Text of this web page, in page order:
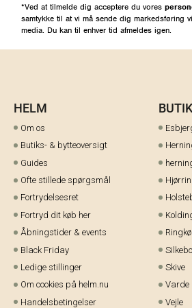
*Ved at tilmelde dig acceptere du vores
samtykke til at vi må sende dig markedsføring
media. Du kan til enhver tid afmeldes igen.
HELM
Om os
Butiks- & bytteoversigt
Guides
Ofte stillede spørgsmål
Fortrydelsesret
Fortryd dit køb her
Åbningstider & events
Black Friday
Ledige stillinger
Om cookies på helm.nu
Handelsbetingelser
Skive
Varde
Vejle